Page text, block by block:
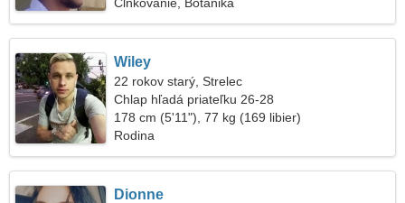
Wiley
22 rokov starý, Strelec
Chlap hľadá priateľku 26-28
178 cm (5'11"), 77 kg (169 libier)
Rodina
Dionne